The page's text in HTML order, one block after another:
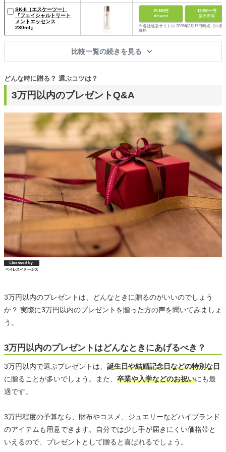
SK-II（エスケーツー）
『フェイシャルトリート
メントエッセンス
230ml』
29,150円
Amazon
12,650〜円
楽天市場
※各社通販サイトの 2026年3月17日時点 での税
価格
比較一覧の続きを見る
3万円以内のプレゼントQ&A
どんな時に贈る？ 選ぶコツは？
3万円以内のプレゼントは、どんなときに贈るのがいいのでしょう
か？ 実際に3万円以内のプレゼントを贈った方の声を聞いてみましょ
う。
3万円以内のプレゼントはどんなときにあげるべき？
3万円以内で選ぶプレゼントは、 誕生日や結婚記念日などの特別な日
に贈ることが多いでしょう。また、 卒業や入学などのお祝いにも最
適です。
3万円程度の予算なら、財布やコスメ、ジュエリーなどハイブランド
のアイテムも用意できます。自分では少し手が届きにくい価格帯と
いえるので、プレゼントとして贈ると喜ばれるでしょう。